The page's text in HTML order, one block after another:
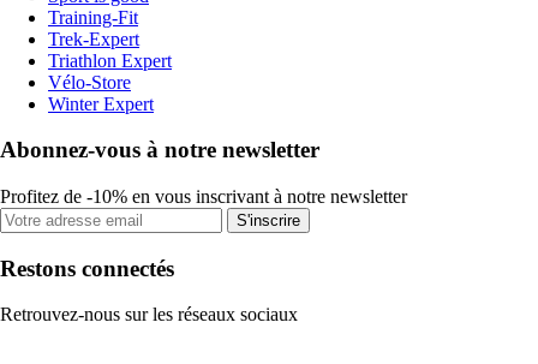
Training-Fit
Trek-Expert
Triathlon Expert
Vélo-Store
Winter Expert
Abonnez-vous à notre newsletter
Profitez de -10% en vous inscrivant à notre newsletter
S'inscrire
Restons connectés
Retrouvez-nous sur les réseaux sociaux